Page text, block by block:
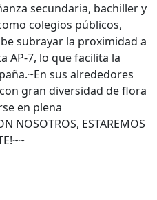
secundaria, bachiller y
colegios públicos,
subrayar la proximidad a
AP-7, lo que facilita la
sus alrededores
gran diversidad de flora
en plena
NOSOTROS, ESTAREMOS